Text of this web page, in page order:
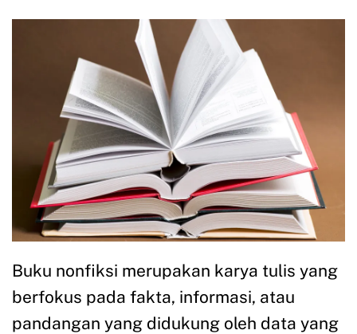
Buku nonfiksi merupakan karya tulis yang
berfokus pada fakta, informasi, atau
pandangan yang didukung oleh data yang